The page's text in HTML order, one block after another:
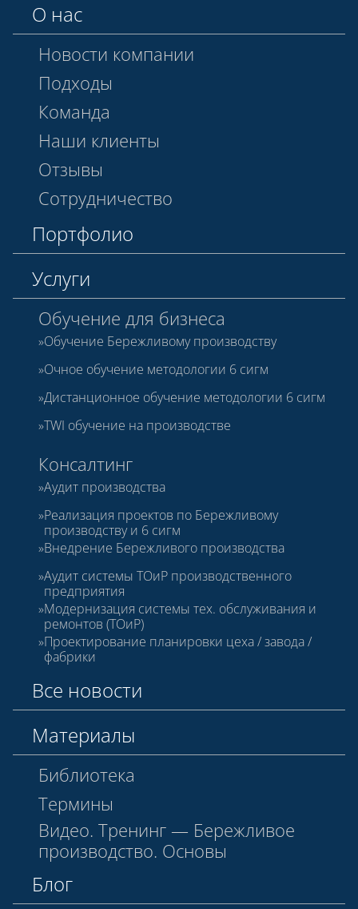
О нас
Новости компании
Подходы
Команда
Наши клиенты
Отзывы
Сотрудничество
Портфолио
Услуги
Обучение для бизнеса
Обучение Бережливому производству
Очное обучение методологии 6 сигм
Дистанционное обучение методологии 6 сигм
TWI обучение на производстве
Консалтинг
Аудит производства
Реализация проектов по Бережливому
производству и 6 сигм
Внедрение Бережливого производства
Аудит системы ТОиР производственного
предприятия
Модернизация системы тех. обслуживания и
ремонтов (ТОиР)
Проектирование планировки цеха / завода /
фабрики
Все новости
Материалы
Библиотека
Термины
Видео. Тренинг — Бережливое
производство. Основы
Блог